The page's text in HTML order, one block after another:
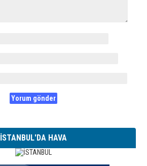
İSTANBUL'DA HAVA